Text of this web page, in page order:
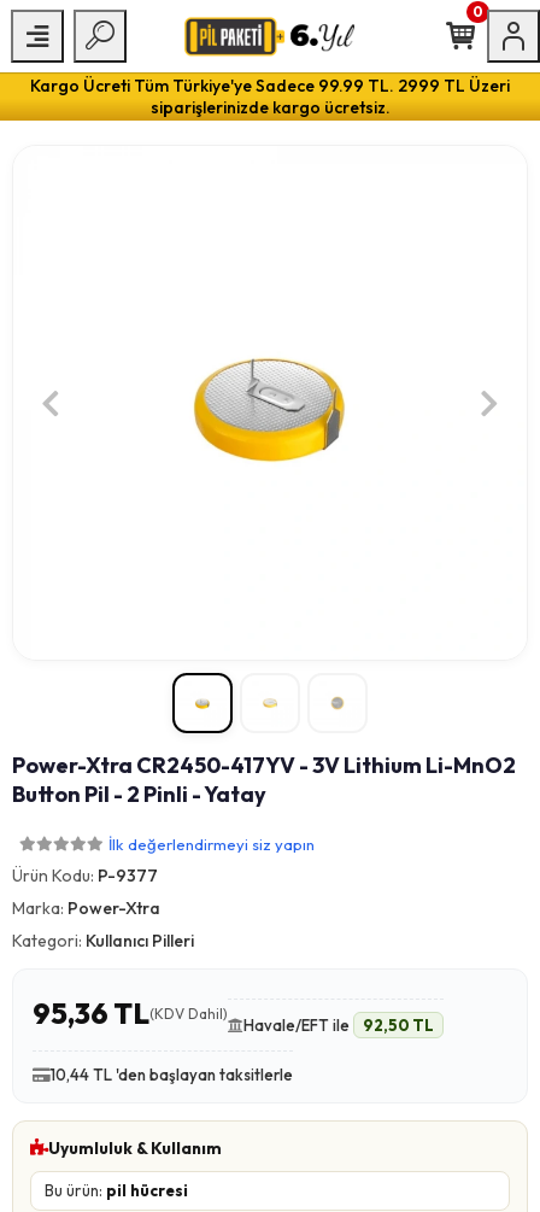
Kargo Ücreti Tüm Türkiye'ye Sadece 99.99 TL. 2999 TL Üzeri
siparişlerinizde kargo ücretsiz.
0
Power-Xtra CR2450-417YV - 3V Lithium Li-MnO2
Button Pil - 2 Pinli - Yatay
İlk değerlendirmeyi siz yapın
Ürün Kodu: P-9377
Marka: Power-Xtra
Kategori: Kullanıcı Pilleri
95,36 TL(KDV Dahil)
Havale/EFT ile 92,50 TL
10,44 TL 'den başlayan taksitlerle
Uyumluluk & Kullanım
Bu ürün: pil hücresi